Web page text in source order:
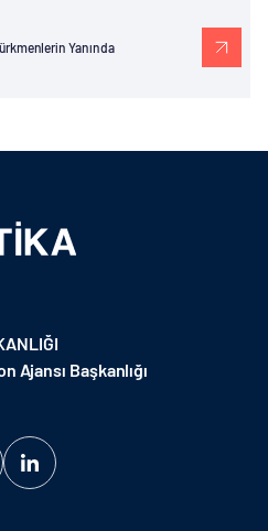
Yanında
Ajansı Başkanlığı